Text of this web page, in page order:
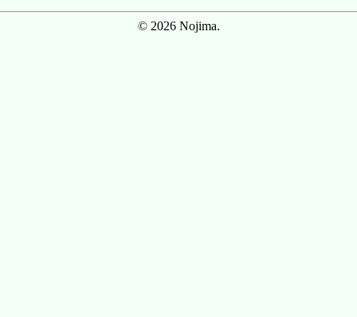
© 2026 Nojima.